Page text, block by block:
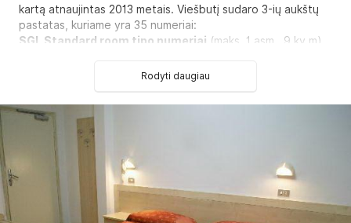
kartą atnaujintas 2013 metais. Viešbutį sudaro 3-ių aukštų
pastatas, kuriame yra 35 numeriai:
SGL Standard room tipo numeriai (maks. 1 asm., 9 kv.m),
DBL Standard with balcony tipo numeriai(maks. 2-4
asm., 12-15 kv.m).
Viešbučio teritorijoje:
Barai: 1
Belaidis internetas nemokamai
Automobilių stovėjimo aikštelė nemokamai
Rodyti daugiau